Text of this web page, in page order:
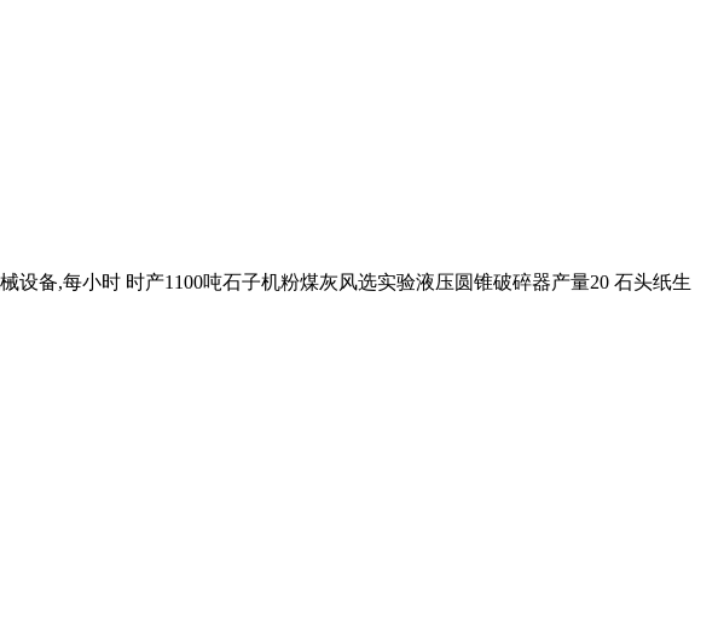
设备,每小时 时产1100吨石子机粉煤灰风选实验液压圆锥破碎器产量20 石头纸生